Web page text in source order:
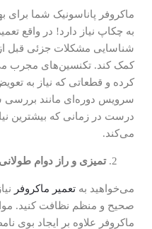
ماکروفر پاناسونیک شما برای
به چکاپ نیاز دارد! در واقع
شناسایی مشکلات جزئی قبل
کمک کند. تکنسین‌های مجرب
کرده و قطعاتی که نیاز به
سرویس دوره‌ای مانند بررسی
درست در زمانی که بیشترین
می‌کند.
تمیزی و راز دوام
می‌خواهید به تعمیر ماکروفر
صحیح و منظم نظافت کنید.
ماکروفر علاوه بر ایجاد بوی